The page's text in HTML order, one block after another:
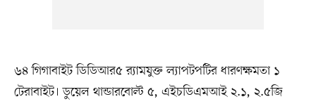
৬৪ গিগাবাইট ডিডিআর৫ র‍্যামযুক্ত ল্যাপটপটির ধারণক্ষমতা ১
টেরাবাইট। ডুয়েল থান্ডারবোল্ট ৫, এইচডিএমআই ২.১, ২.৫জি